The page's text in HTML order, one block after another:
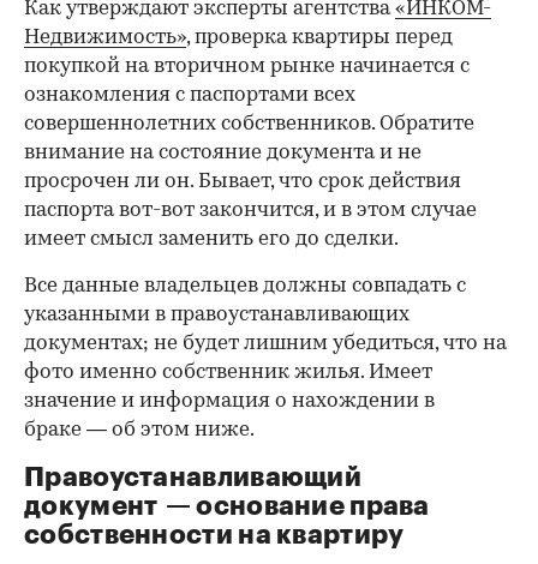
Как утверждают эксперты агентства«ИНКОМ-
Недвижимость», проверка квартиры перед
покупкой на вторичном рынке начинается с
ознакомления с паспортами всех
совершеннолетних собственников. Обратите
внимание на состояние документа и не
просрочен ли он. Бывает, что срок действия
паспорта вот-вот закончится, и в этом случае
имеет смысл заменить его до сделки.
00:00 / 00:00
Все данные владельцев должны совпадать с
указанными в правоустанавливающих
документах; не будет лишним убедиться, что на
фото именно собственник жилья. Имеет
значение и информация о нахождении в
браке — об этом ниже.
Правоустанавливающий
документ — основание права
собственности на квартиру